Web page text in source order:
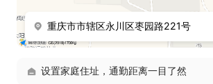
重庆市市辖区永川区枣园路221号
设置家庭住址，通勤距离一目了然